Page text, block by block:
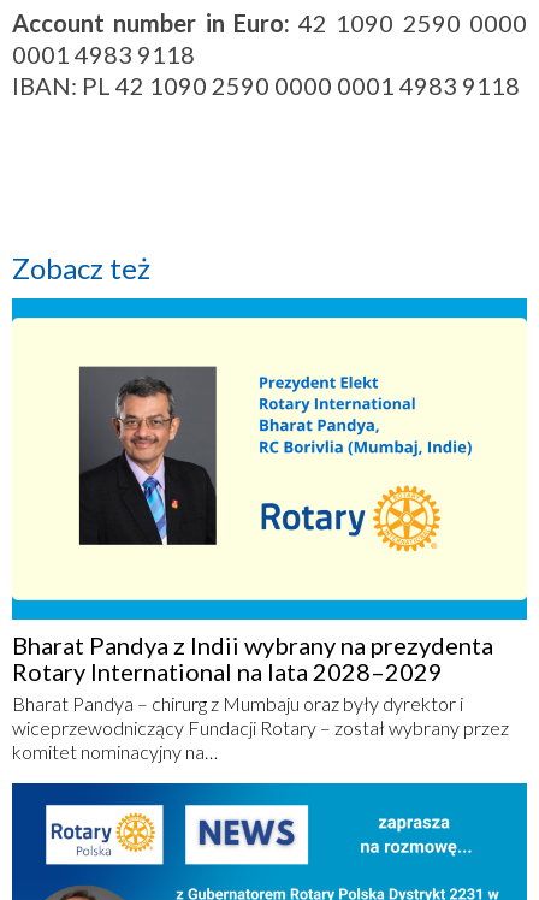
Account number in Euro: 42 1090 2590 0000
0001 4983 9118
IBAN: PL 42 1090 2590 0000 0001 4983 9118
Zobacz też
Bharat Pandya z Indii wybrany na prezydenta
Rotary International na lata 2028–2029
Bharat Pandya – chirurg z Mumbaju oraz były dyrektor i
wiceprzewodniczący Fundacji Rotary – został wybrany przez
komitet nominacyjny na…